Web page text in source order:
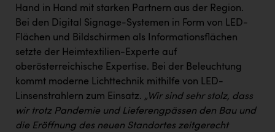
Hand in Hand mit starken Partnern aus der Region.
Bei den Digital Signage-Systemen in Form von LED-
Flächen und Bildschirmen als Informationsflächen
setzte der Heimtextilien-Experte auf
oberösterreichische Expertise. Bei der Beleuchtung
kommt moderne Lichttechnik mithilfe von LED-
Linsenstrahlern zum Einsatz. „Wir sind sehr stolz, dass
wir trotz Pandemie und Lieferengpässen den Bau und
die Eröffnung des neuen Standortes zeitgerecht